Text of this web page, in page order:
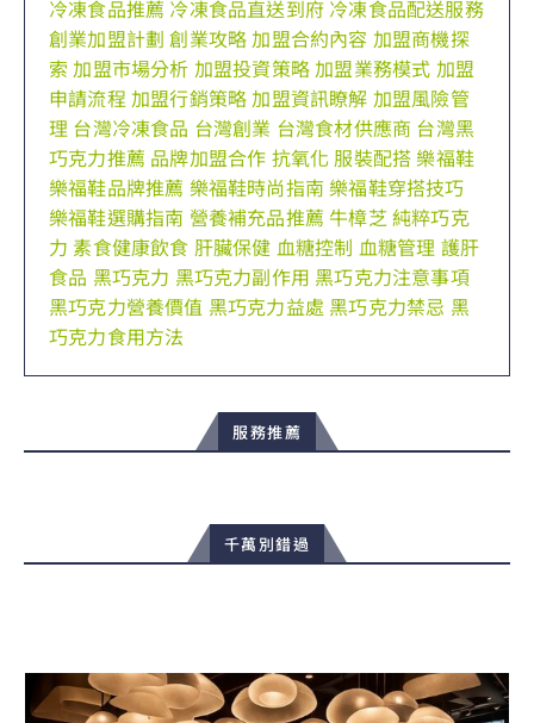
冷凍食品推薦 冷凍食品直送到府 冷凍食品配送服務
創業加盟計劃 創業攻略加盟合約內容 加盟商機探
索 加盟市場分析 加盟投資策略加盟業務模式 加盟
申請流程 加盟行銷策略加盟資訊瞭解 加盟風險管
理 台灣冷凍食品 台灣創業 台灣食材供應商 台灣黑
巧克力推薦 品牌加盟合作 抗氧化 服裝配搭樂福鞋
樂福鞋品牌推薦 樂福鞋時尚指南 樂福鞋穿搭技巧
樂福鞋選購指南 營養補充品推薦 牛樟芝純粹巧克
力 素食健康飲食 肝臟保健 血糖控制 血糖管理 護肝
食品 黑巧克力 黑巧克力副作用 黑巧克力注意事項
黑巧克力營養價值 黑巧克力益處 黑巧克力禁忌 黑
巧克力食用方法
服務推薦
千萬別錯過